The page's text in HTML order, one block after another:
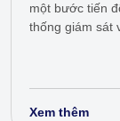
một bước tiến
thống giám sát
giúp phát hiện
Xem thêm